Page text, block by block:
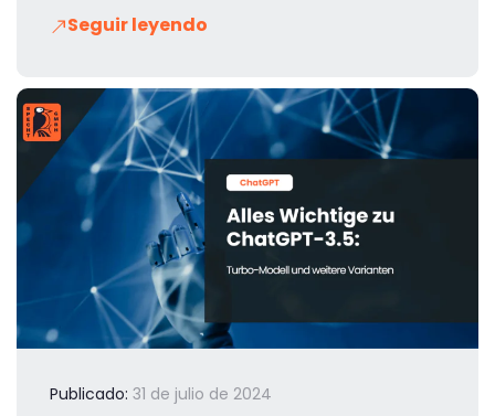
Seguir leyendo
Publicado: 31 de julio de 2024